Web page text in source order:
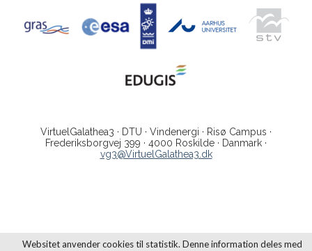
Websitet anvender cookies til statistik. Denne information deles med
VirtuelGalathea3 · DTU · Vindenergi · Risø Campus ·
Frederiksborgvej 399 · 4000 Roskilde · Danmark ·
vg3@VirtuelGalathea3.dk